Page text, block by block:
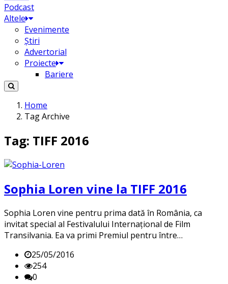
Podcast
Altele
Evenimente
Știri
Advertorial
Proiecte
Bariere
Home
Tag Archive
Tag: TIFF 2016
Sophia Loren vine la TIFF 2016
Sophia Loren vine pentru prima dată în România, ca
invitat special al Festivalului Internațional de Film
Transilvania. Ea va primi Premiul pentru între…
25/05/2016
254
0